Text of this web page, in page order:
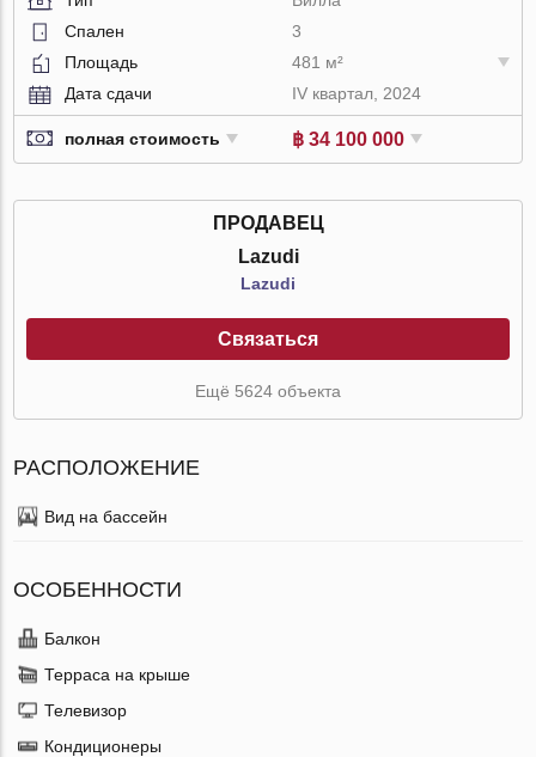
Спален
3
Площадь
481 м²
Дата сдачи
IV квартал, 2024
полная стоимость ฿ 34 100 000
ПРОДАВЕЦ
Lazudi
Lazudi
Связаться
Ещё 5624 объекта
РАСПОЛОЖЕНИЕ
Вид на бассейн
ОСОБЕННОСТИ
Балкон
Терраса на крыше
Телевизор
Кондиционеры